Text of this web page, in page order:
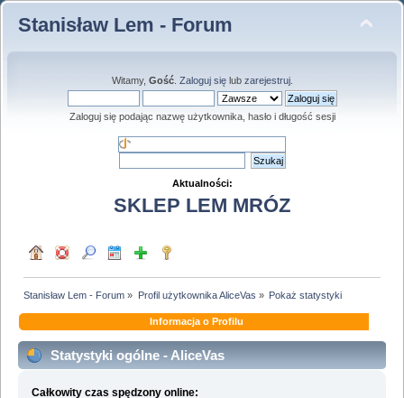
Stanisław Lem - Forum
Witamy, Gość. Zaloguj sięlub zarejestruj.
Zaloguj się podając nazwę użytkownika, hasło i długość sesji
Aktualności:
SKLEP LEM MRÓZ
Stanisław Lem - Forum » Profil użytkownika AliceVas » Pokaż statystyki
Informacja o Profilu
Statystyki ogólne - AliceVas
Całkowity czas spędzony online: